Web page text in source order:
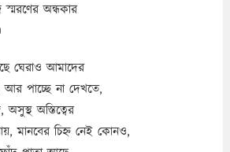
অন্ধকার
ঘেরাও আমাদের
পাচ্ছে না দেখতে,
অসুস্থ অস্তিত্বের
মানবের চিহ্ন নেই কোনও,